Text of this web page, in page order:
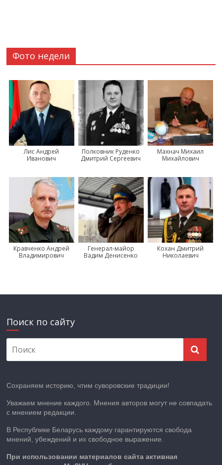
Фото недели
Лис Андрей
Иванович
Полковник Руденко
Дмитрий Сергеевич
Махнач Михаил
Михайлович
Кравченко Андрей
Владимирович
Генерал-майор
Вадим Денисенко
Кохан Дмитрий
Николаевич
Поиск по сайту
Сохраняем историю, чтим суворовские традиции!
Уважаем мнение каждого. Мнения авторов могут не совпадать
с мнением редакции.
В Республике Беларусь каждому гарантируются свобода
мнений, убеждений и их свободное выражение.
При использовании материалов сайта активная